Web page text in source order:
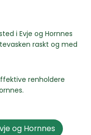
i Evje og Hornnes
raskt og med
renholdere
og Hornnes